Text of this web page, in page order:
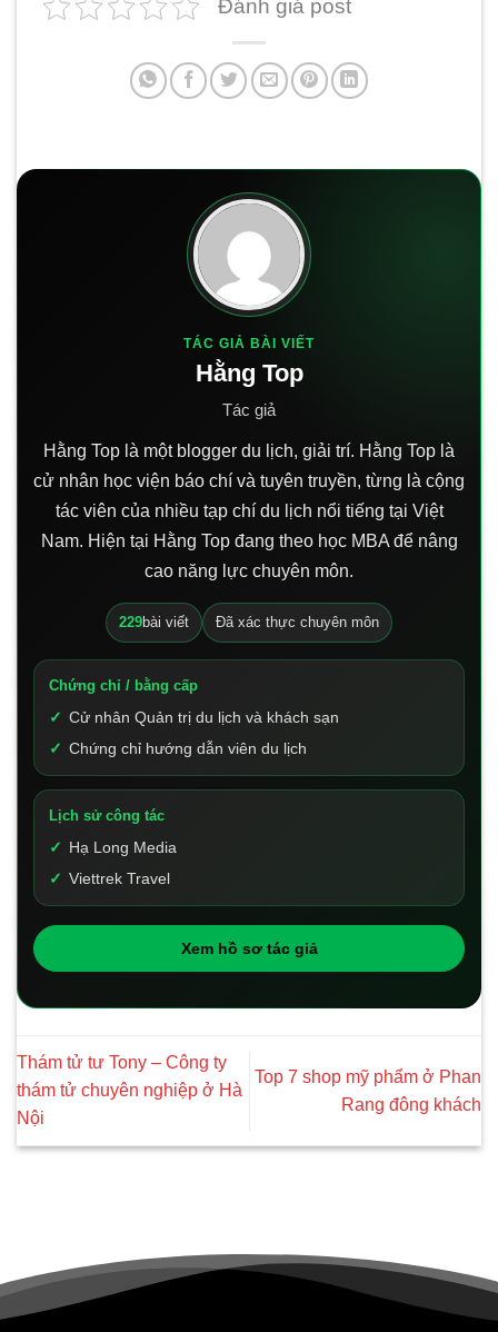
Đánh giá post
TÁC GIẢ BÀI VIẾT
Hằng Top
Tác giả
Hằng Top là một blogger du lịch, giải trí. Hằng Top là
cử nhân học viện báo chí và tuyên truyền, từng là cộng
tác viên của nhiều tạp chí du lịch nổi tiếng tại Việt
Nam. Hiện tại Hằng Top đang theo học MBA để nâng
cao năng lực chuyên môn.
229bài viết Đã xác thực chuyên môn
Chứng chỉ / bằng cấp
Cử nhân Quản trị du lịch và khách sạn
Chứng chỉ hướng dẫn viên du lịch
Lịch sử công tác
Hạ Long Media
Viettrek Travel
Xem hồ sơ tác giả
Thám tử tư Tony – Công ty
thám tử chuyên nghiệp ở Hà
Nội
Top 7 shop mỹ phẩm ở Phan
Rang đông khách